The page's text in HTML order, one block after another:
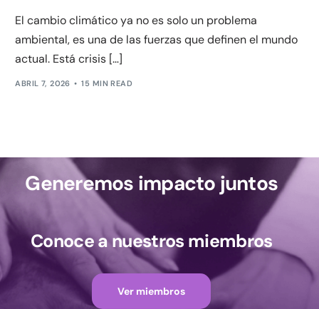
El cambio climático ya no es solo un problema
ambiental, es una de las fuerzas que definen el mundo
actual. Está crisis […]
ABRIL 7, 2026 15 MIN READ
Generemos impacto juntos
Conoce a nuestros miembros
Ver miembros